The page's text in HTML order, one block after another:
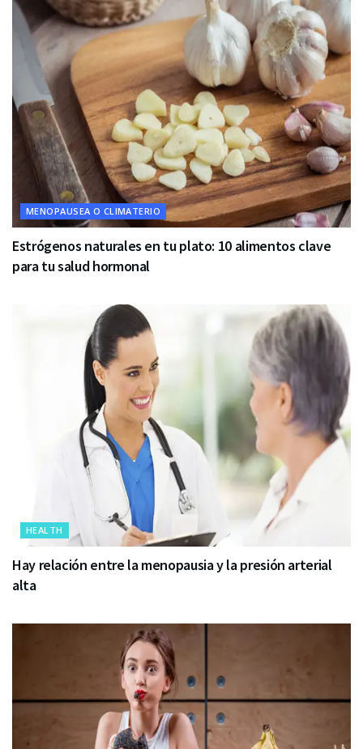
MENOPAUSEA O CLIMATERIO
Estrógenos naturales en tu plato: 10 alimentos clave
para tu salud hormonal
HEALTH
Hay relación entre la menopausia y la presión arterial
alta